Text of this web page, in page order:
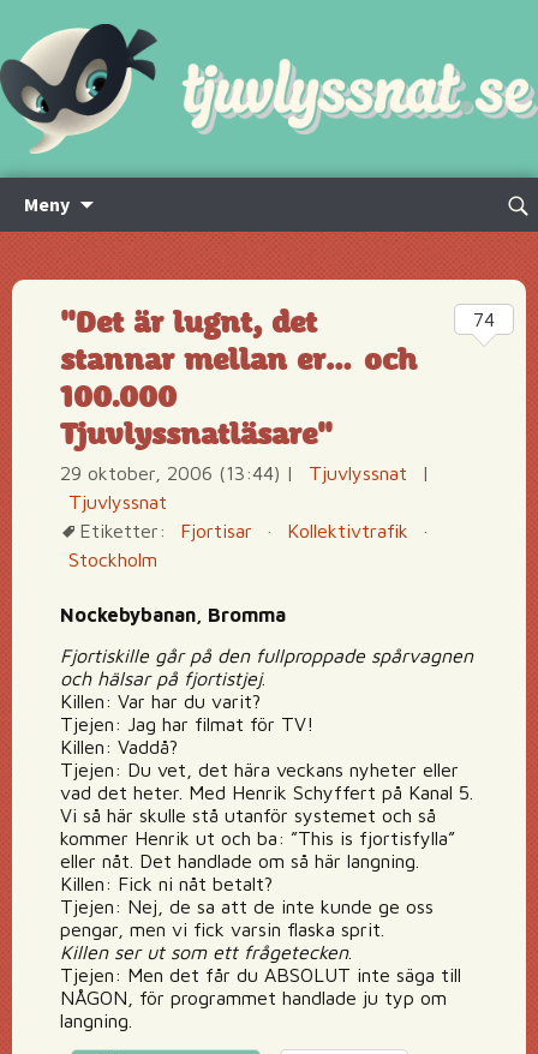
Meny
innehåll
Sök
"Det är lugnt, det
stannar mellan er… och
100.000
Tjuvlyssnatläsare"
29 oktober, 2006 (13:44) | Tjuvlyssnat
|
Tjuvlyssnat
Etiketter:
Fjortisar · Kollektivtrafik
·
Stockholm
Nockebybanan, Bromma
Fjortiskille går på den fullproppade spårvagnen
och hälsar på fjortistjej.
Killen: Var har du varit?
Tjejen: Jag har filmat för TV!
Killen: Vaddå?
Tjejen: Du vet, det hära veckans nyheter eller
vad det heter. Med Henrik Schyffert på Kanal 5.
Vi så här skulle stå utanför systemet och så
kommer Henrik ut och ba: ”This is fjortisfylla”
eller nåt. Det handlade om så här langning.
Killen: Fick ni nåt betalt?
Tjejen: Nej, de sa att de inte kunde ge oss
pengar, men vi fick varsin flaska sprit.
Killen ser ut som ett frågetecken.
Tjejen: Men det får du ABSOLUT inte säga till
NÅGON, för programmet handlade ju typ om
langning.
74